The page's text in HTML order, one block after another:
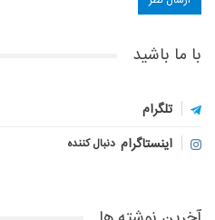
با ما باشید
تلگرام
اینستاگرام دنبال کننده